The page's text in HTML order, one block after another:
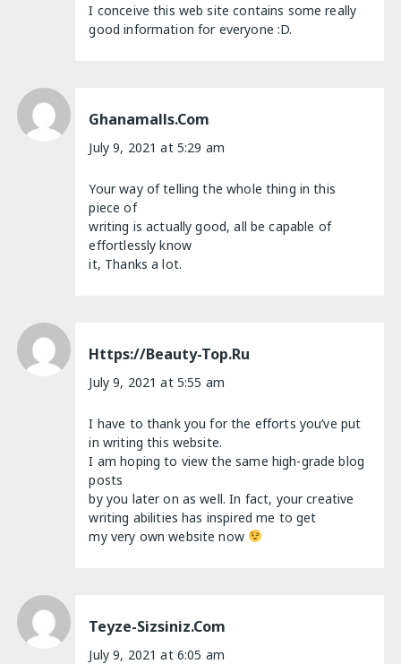
I conceive this web site contains some really
good information for everyone :D.
Ghanamalls.com
July 9, 2021 at 5:29 am
Your way of telling the whole thing in this
piece of
writing is actually good, all be capable of
effortlessly know
it, Thanks a lot.
Https://beauty-Top.ru
July 9, 2021 at 5:55 am
I have to thank you for the efforts you’ve put
in writing this website.
I am hoping to view the same high-grade blog
posts
by you later on as well. In fact, your creative
writing abilities has inspired me to get
my very own website now
Teyze-Sizsiniz.com
July 9, 2021 at 6:05 am